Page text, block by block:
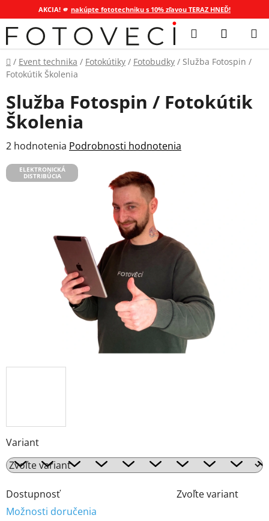
AKCIA! 🫵 nakúpte fototechniku s 10% zľavou TERAZ HNEĎ!
Prejsť
na
obsah
Hľadať
KOŠÍK
Domov
/ Event technika / Fotokútiky / Fotobudky / Služba Fotospin /
Fotokútik Školenia
Variant
Dostupnosť
Zvoľte variant
Možnosti doručenia
Služba Fotospin / Fotokútik
Školenia
Priemerné
hodnotenie
produktu
2 hodnotenia Podrobnosti hodnotenia
ELEKTRONICKÁ
DISTRIBÚCIA